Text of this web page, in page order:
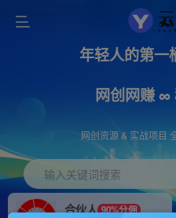
年轻人的第一
网创网赚 ∞
网创资源 & 实战项目
输入关键词搜索
合伙人 90%分佣